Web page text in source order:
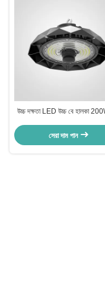
উচ্চ দক্ষতা LED উচ্চ বে হালকা 200W
Goldenlux
সেরা দাম পান